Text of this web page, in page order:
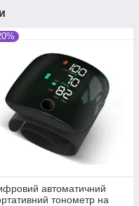
автоматичний
тонометр на